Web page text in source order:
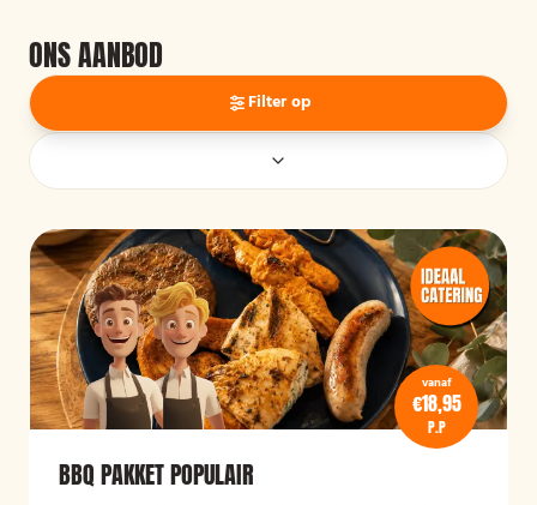
ONS AANBOD
Filter op
vanaf
€18,95
P.P
BBQ PAKKET POPULAIR